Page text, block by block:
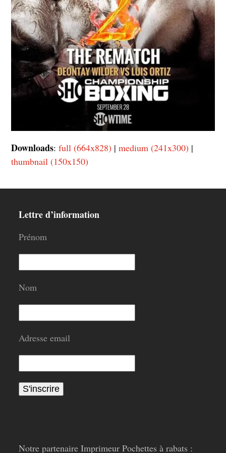
Downloads:full (664x828) |medium (241x300) |
thumbnail (150x150)
Lettre d’information
Prénom
Nom
Adresse email
Notre partenaire Imprimeur Pochettes à rabats :